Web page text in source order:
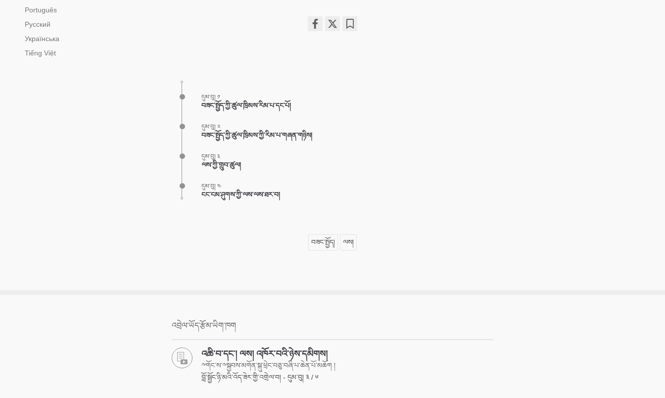
Português
Русский
Українська
Tiếng Việt
དུམ་བུ། ༡
བཟང་སྤྱོད་ཀྱི་ཚུལ་ཁྲིམས་རིམ་པ་དང་པོ།
དུམ་བུ། ༢
བཟང་སྤྱོད་ཀྱི་ཚུལ་ཁྲིམས་ཀྱི་རིམ་པ་གཞན་གཉིས།
དུམ་བུ། ༣
ལས་ཀྱི་གྲུབ་ཚུལ།
དུམ་བུ། ༤
ངང་ངམ་ཤུགས་ཀྱི་ལས་ལས་ཐར་བ།
བཟང་སྤྱོད། ལས།
འབྲེལ་ཡོད་རྩོམ་ཡིག་ཁག
འཆི་བ་དང་། ལས། འཁོར་བའི་ཉེས་དམིགས།
༸གོང་ས་༸སྐྱབས་མགོན་སྐུ་ཕྲེང་བཅུ་བཞི་པ་ཆེན་པོ་མཆོག །
བློ་སྦྱོང་ཉི་མའི་འོད་ཟེར་གྱི་འགྲེལ་བ། - དུམ་བུ། ༣ / ༦